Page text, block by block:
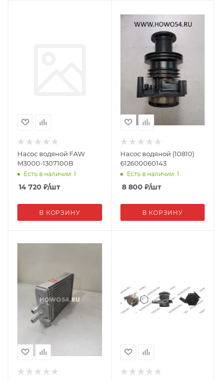
Насос водяной FAW
M3000-1307100B
Есть в наличии: 1
14 720 ₽/шт
В КОРЗИНУ
Насос водяной (10810)
612600060143
Есть в наличии: 1
8 800 ₽/шт
В КОРЗИНУ